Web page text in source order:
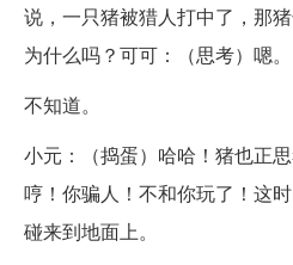
说，一只猪被猎人打中了，那
为什么吗？可可：（思考）嗯。
不知道。
小元：（捣蛋）哈哈！猪也正
哼！你骗人！不和你玩了！这
碰来到地面上。